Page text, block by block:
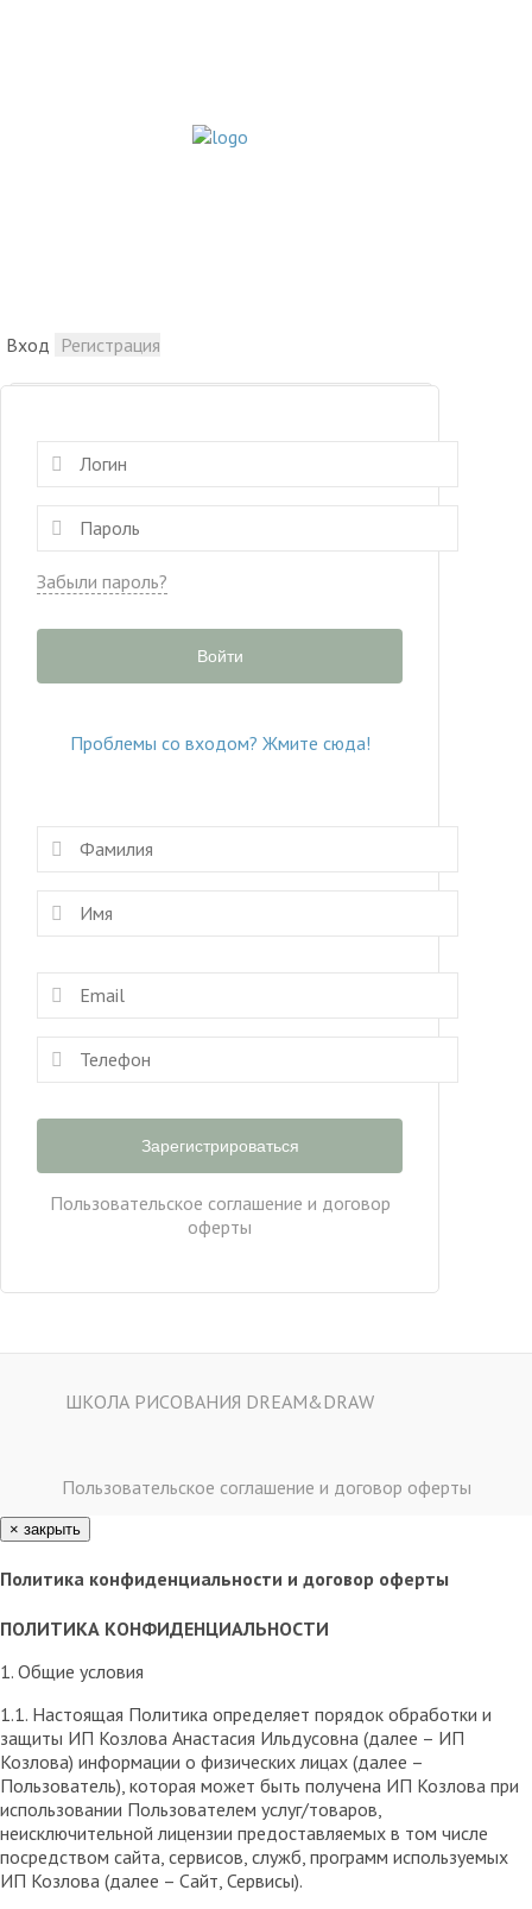
Вход Регистрация
Забыли пароль?
Войти
Проблемы со входом? Жмите сюда!
Пользовательское соглашение и договор
оферты
ШКОЛА РИСОВАНИЯ DREAM&DRAW
Пользовательское соглашение и договор оферты
× закрыть
Политика конфиденциальности и договор оферты
ПОЛИТИКА КОНФИДЕНЦИАЛЬНОСТИ
1. Общие условия
1.1. Настоящая Политика определяет порядок обработки и
защиты ИП Козлова Анастасия Ильдусовна (далее – ИП
Козлова) информации о физических лицах (далее –
Пользователь), которая может быть получена ИП Козлова при
использовании Пользователем услуг/товаров,
неисключительной лицензии предоставляемых в том числе
посредством сайта, сервисов, служб, программ используемых
ИП Козлова (далее – Сайт, Сервисы).